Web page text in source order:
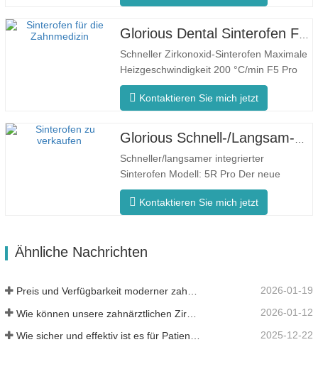
80°C/Minute aus. Die 360°-
gleichmäßige Ofentemperatur und
konsistente…
Schneller Zirkonoxid-Sinterofen Maximale
Heizgeschwindigkeit 200 °C/min F5 Pro
Innovativer Prozess Gleichmäßige
Ofentemperatur Der F5 Pro zeichnet sich
°C/Minute aus. Die 360°-Umfangsheizung
gewährleistet eine gleichmäßige
Ofentemperatur und…
Kontaktieren Sie mich jetzt
Schneller/langsamer integrierter
Sinterofen Modell: 5R Pro Der neue
Dental-Sinterofen ist speziell für die
Zahnmedizin konzipiert und verfügt über
bietet Ihnen ein anderes Erlebnis.
Kontaktieren Sie mich jetzt
Ähnliche Nachrichten
Preis und Verfügbarkeit moderner zahnärztlicher Lösungen 2026-01-19
2026-01-12
2025-12-22